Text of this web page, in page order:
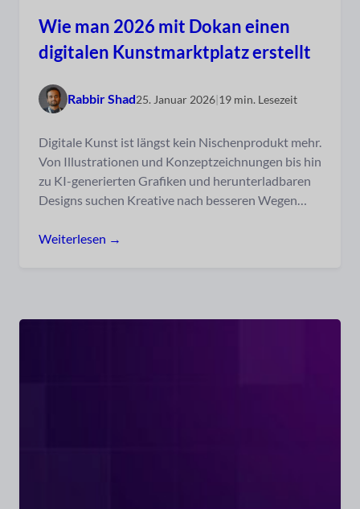
Wie man 2026 mit Dokan einen
digitalen Kunstmarktplatz erstellt
Rabbir Shad25. Januar 2026|19 min. Lesezeit
Digitale Kunst ist längst kein Nischenprodukt mehr.
Von Illustrationen und Konzeptzeichnungen bis hin
zu KI-generierten Grafiken und herunterladbaren
Designs suchen Kreative nach besseren Wegen…
Weiterlesen →